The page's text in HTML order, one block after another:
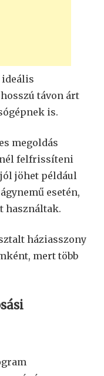
ideális
távon árt
is.
megoldás
felfrissíteni
jöhet például
esetén,
használtak.
háziasszony
mert több